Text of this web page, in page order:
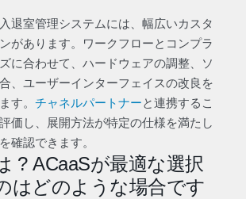
退室管理システムには、幅広いカスタ
があります。ワークフローとコンプラ
に合わせて、ハードウェアの調整、ソ
、ユーザーインターフェイスの改良を
す。 チャネルパートナーと連携するこ
価し、展開方法が特定の仕様を満たし
確認できます。
? ACaaSが最適な選択
はどのような場合です